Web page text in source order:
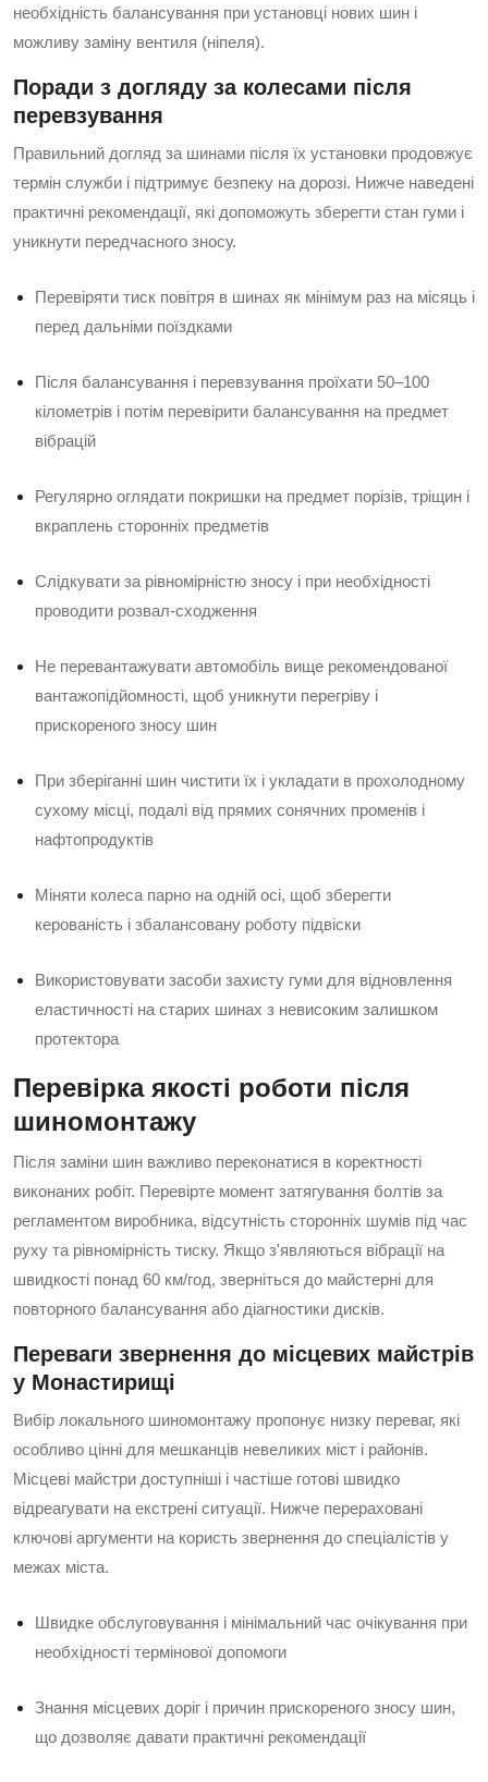
необхідність балансування при установці нових шин і
можливу заміну вентиля (ніпеля).
Поради з догляду за колесами після
перевзування
Правильний догляд за шинами після їх установки продовжує
термін служби і підтримує безпеку на дорозі. Нижче наведені
практичні рекомендації, які допоможуть зберегти стан гуми і
уникнути передчасного зносу.
Перевіряти тиск повітря в шинах як мінімум раз на місяць і
перед дальніми поїздками
Після балансування і перевзування проїхати 50–100
кілометрів і потім перевірити балансування на предмет
вібрацій
Регулярно оглядати покришки на предмет порізів, тріщин і
вкраплень сторонніх предметів
Слідкувати за рівномірністю зносу і при необхідності
проводити розвал-сходження
Не перевантажувати автомобіль вище рекомендованої
вантажопідйомності, щоб уникнути перегріву і
прискореного зносу шин
При зберіганні шин чистити їх і укладати в прохолодному
сухому місці, подалі від прямих сонячних променів і
нафтопродуктів
Міняти колеса парно на одній осі, щоб зберегти
керованість і збалансовану роботу підвіски
Використовувати засоби захисту гуми для відновлення
еластичності на старих шинах з невисоким залишком
протектора
Перевірка якості роботи після
шиномонтажу
Після заміни шин важливо переконатися в коректності
виконаних робіт. Перевірте момент затягування болтів за
регламентом виробника, відсутність сторонніх шумів під час
руху та рівномірність тиску. Якщо з'являються вібрації на
швидкості понад 60 км/год, зверніться до майстерні для
повторного балансування або діагностики дисків.
Переваги звернення до місцевих майстрів
у Монастирищі
Вибір локального шиномонтажу пропонує низку переваг, які
особливо цінні для мешканців невеликих міст і районів.
Місцеві майстри доступніші і частіше готові швидко
відреагувати на екстрені ситуації. Нижче перераховані
ключові аргументи на користь звернення до спеціалістів у
межах міста.
Швидке обслуговування і мінімальний час очікування при
необхідності термінової допомоги
Знання місцевих доріг і причин прискореного зносу шин,
що дозволяє давати практичні рекомендації